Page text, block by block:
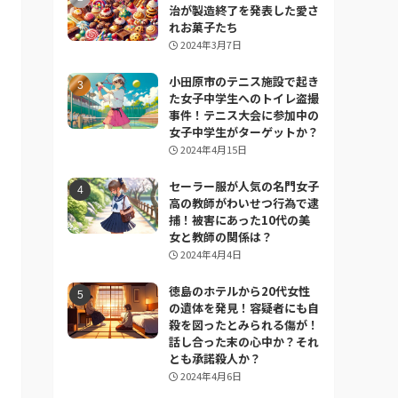
治が製造終了を発表した愛さ
れお菓子たち
2024年3月7日
小田原市のテニス施設で起き
た女子中学生へのトイレ盗撮
事件！テニス大会に参加中の
女子中学生がターゲットか？
2024年4月15日
セーラー服が人気の名門女子
高の教師がわいせつ行為で逮
捕！被害にあった10代の美
女と教師の関係は？
2024年4月4日
徳島のホテルから20代女性
の遺体を発見！容疑者にも自
殺を図ったとみられる傷が！
話し合った末の心中か？それ
とも承諾殺人か？
2024年4月6日